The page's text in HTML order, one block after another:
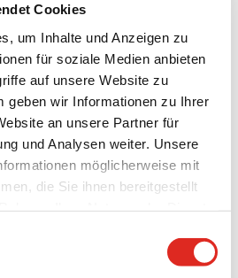
Cookies
um Inhalte und Anzeigen zu
für soziale Medien anbieten
auf unsere Website zu
geben wir Informationen zu Ihrer
an unsere Partner für
und Analysen weiter. Unsere
möglicherweise mit
die Sie ihnen bereitgestellt
ab. Derzeit wird
bereits nach dem
ISO 27001 gearbeitet
vorbereitet. Auf
wurden alle relevanten
ist ein klarer Nachweis
der EU-Richtlinie NIS2 zur
sind. Auf
die Geräte bereits heute
Cyber Resilience Act, der